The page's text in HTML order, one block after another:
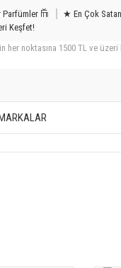
Parfümler 𐙏 ★ En Çok
Keşfet!
her noktasına 1500 TL ve üzeri